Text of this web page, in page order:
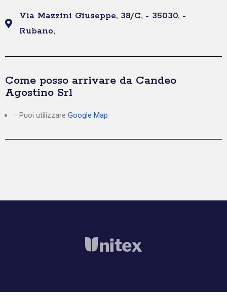
Via Mazzini Giuseppe, 38/C, - 35030, -
Rubano,
Come posso arrivare da Candeo
Agostino Srl
– Puoi utilizzare Google Map